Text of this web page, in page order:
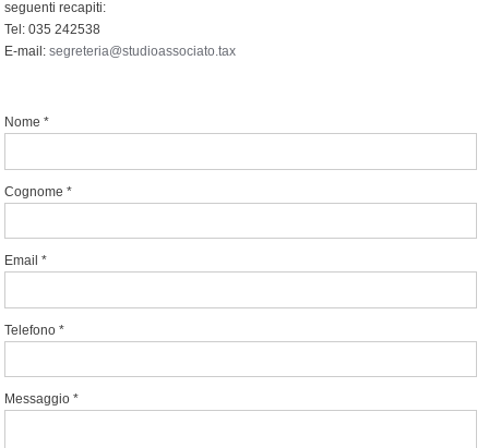
seguenti recapiti:
Tel: 035 242538
E-mail:segreteria@studioassociato.tax
Nome *
Cognome *
Email *
Telefono *
Messaggio *